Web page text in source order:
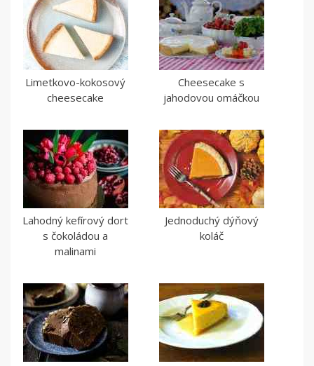
Limetkovo-kokosový
cheesecake
Cheesecake s
jahodovou omáčkou
Lahodný kefírový dort
s čokoládou a
malinami
Jednoduchý dýňový
koláč